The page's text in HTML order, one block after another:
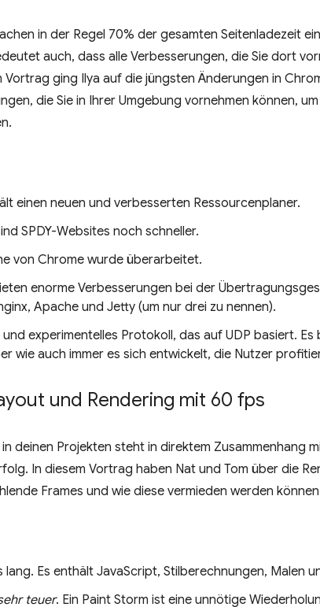
in der Regel 70% der gesamten Seitenladezeit
auch, dass alle Verbesserungen, die Sie dort
Vortrag ging Ilya auf die jüngsten Änderungen in
die Sie in Ihrer Umgebung vornehmen können,
einen neuen und verbesserten Ressourcenplaner.
SPDY-Websites noch schneller.
von Chrome wurde überarbeitet.
enorme Verbesserungen bei der
Apache und Jetty (um nur drei zu nennen).
und experimentelles Protokoll, das auf UDP basiert.
wie auch immer es sich entwickelt, die Nutzer
und Rendering mit 60 fps
deinen Projekten steht in direktem Zusammenhang
In diesem Vortrag haben Nat und Tom über die
Frames und wie diese vermieden werden
lang. Es enthält JavaScript, Stilberechnungen, Malen
teuer. Ein Paint Storm ist eine unnötige